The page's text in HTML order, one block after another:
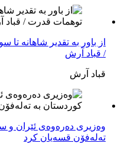
از باور بە تقدیر شاهانه
/ قباد آرش
قباد آرش
وەزیری دەرەوەی ئێران و
تەلەفۆن قسەیان کرد